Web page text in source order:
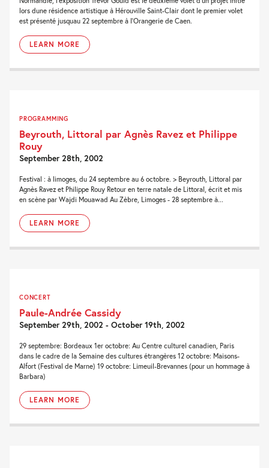
lors dune résidence artistique à Hérouville Saint-Clair dont le premier volet
est présenté jusquau 22 septembre à l'Orangerie de Caen.
LEARN MORE
PROGRAMMING
Beyrouth, Littoral par Agnès Ravez et Philippe
Rouy
September 28th, 2002
Festival : à limoges, du 24 septembre au 6 octobre. > Beyrouth, Littoral par
Agnès Ravez et Philippe Rouy Retour en terre natale de Littoral, écrit et mis
en scène par Wajdi Mouawad Au Zèbre, Limoges - 28 septembre à...
LEARN MORE
CONCERT
Paule-Andrée Cassidy
September 29th, 2002 - October 19th, 2002
29 septembre: Bordeaux 1er octobre: Au Centre culturel canadien, Paris
dans le cadre de la Semaine des cultures étrangères 12 octobre: Maisons-
Alfort (Festival de Marne) 19 octobre: Limeuil-Brevannes (pour un hommage à
Barbara)
LEARN MORE